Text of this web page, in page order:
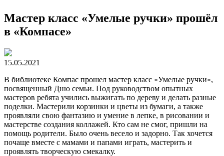
Мастер класс «Умелые ручки» прошёл
в «Компасе»
15.05.2021
В библиотеке Компас прошел мастер класс «Умелые ручки»,
посвященный Дню семьи. Под руководством опытных
мастеров ребята учились выжигать по дереву и делать разные
поделки. Мастерили корзинки и цветы из бумаги, а также
проявляли свою фантазию и умение в лепке, в рисовании и
мастерстве создания коллажей. Кто сам не смог, пришли на
помощь родители. Было очень весело и задорно. Так хочется
почаще вместе с мамами и папами играть, мастерить и
проявлять творческую смекалку.